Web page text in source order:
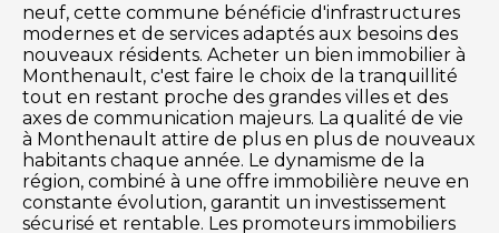
neuf, cette commune bénéficie d'infrastructures
modernes et de services adaptés aux besoins des
nouveaux résidents. Acheter un bien immobilier à
Monthenault, c'est faire le choix de la tranquillité
tout en restant proche des grandes villes et des
axes de communication majeurs. La qualité de vie
à Monthenault attire de plus en plus de nouveaux
habitants chaque année. Le dynamisme de la
région, combiné à une offre immobilière neuve en
constante évolution, garantit un investissement
sécurisé et rentable. Les promoteurs immobiliers